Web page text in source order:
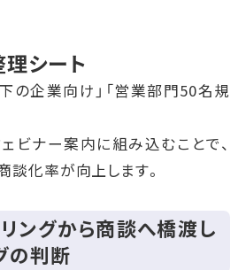
シート
の企業向け」「営業部門50名規
ビナー案内に組み込むことで、
談化率が向上します。
ングから商談へ橋渡し
の判断